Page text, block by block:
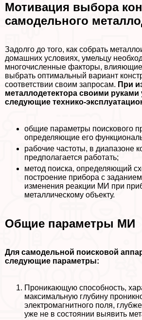
Мотивация выбора
самодельного
Задолго до того, как собрать
домашних условиях, умельцу
многочисленные факторы,
выбрать оптимальный вариант
соответствии своим запросам. При
металлодетектора своими
следующие технико-
общие параметры поискового
определяющие его
рабочие частоты, в диапазоне
предполагается работать;
метод поиска, определяющий
построение прибора с
изменения реакции МИ при
металлическому объекту.
Общие параметры МИ
Для самодельной поисковой
следующие параметры:
Проникающую способность,
максимальную глубину
электромагнитного поля,
уже не в состоянии выявить